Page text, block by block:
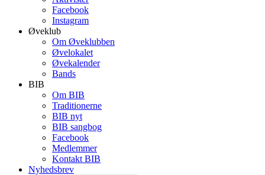
Facebook
Instagram
Øveklub
Om Øveklubben
Øvelokalet
Øvekalender
Bands
BIB
Om BIB
Traditionerne
BIB nyt
BIB sangbog
Facebook
Medlemmer
Kontakt BIB
Nyhedsbrev